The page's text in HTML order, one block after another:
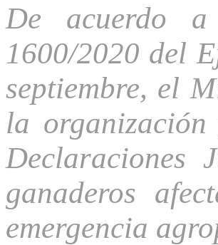
De acuerdo
1600/2020 del
septiembre, el
la
Declaraciones
ganaderos
emergencia